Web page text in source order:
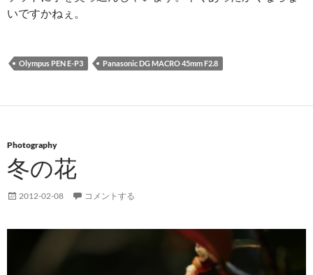
いですかねぇ。
Olympus PEN E-P3 Panasonic DG MACRO 45mm F2.8
Photography
冬の花
2012-02-08 コメントする